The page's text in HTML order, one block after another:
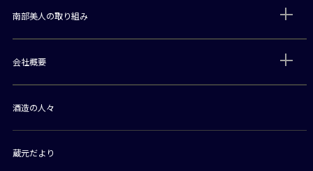
南部美人の取り組み
会社概要
酒造の人々
蔵元だより